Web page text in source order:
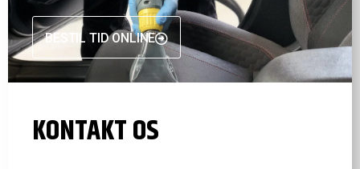
BESTIL TID ONLINE
KONTAKT OS